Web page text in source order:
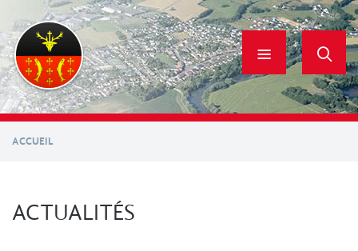
contenu
principal
ACCUEIL
ACTUALITÉS